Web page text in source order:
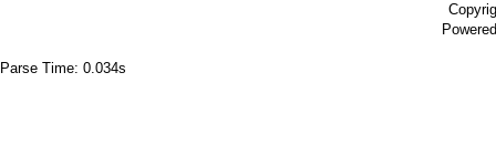
Parse Time: 0.034s